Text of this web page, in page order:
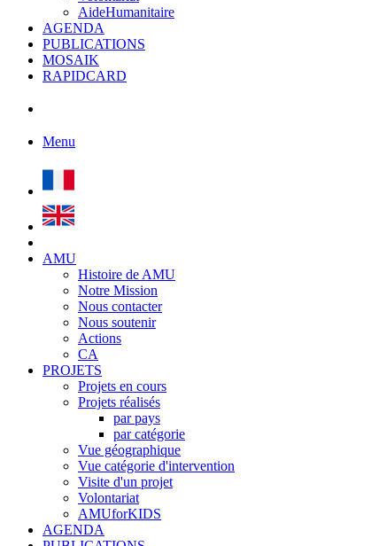
AideHumanitaire
AGENDA
PUBLICATIONS
MOSAIK
RAPIDCARD
Menu
AMU
Histoire de AMU
Notre Mission
Nous contacter
Nous soutenir
Actions
CA
PROJETS
Projets en cours
Projets réalisés
par pays
par catégorie
Vue géographique
Vue catégorie d'intervention
Visite d'un projet
Volontariat
AMUforKIDS
AGENDA